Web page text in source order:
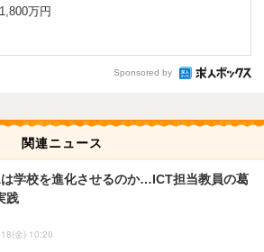
万円
Sponsored by
関連ニュース
学校を進化させるのか…ICT担当教員の葛
践
金) 10:20